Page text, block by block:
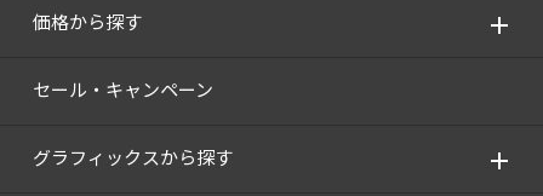
価格から探す
セール・キャンペーン
グラフィックスから探す